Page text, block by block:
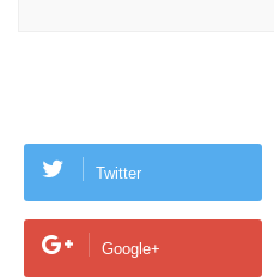
Twitter
Google+